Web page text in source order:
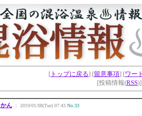
[ トップに戻る] [留意事項] [ワー
[投稿情報(RSS
かん： 2019/01/08(Tue) 07:43 No.33